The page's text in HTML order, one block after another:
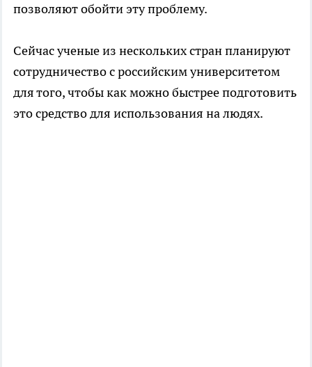
позволяют обойти эту проблему.
Сейчас ученые из нескольких стран планируют
сотрудничество с российским университетом
для того, чтобы как можно быстрее подготовить
это средство для использования на людях.